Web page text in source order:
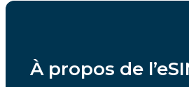
À propos de